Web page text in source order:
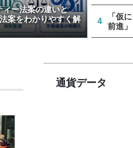
ィー法案の違いと
案をわかりやすく解
4
「仮
前進
通貨データ